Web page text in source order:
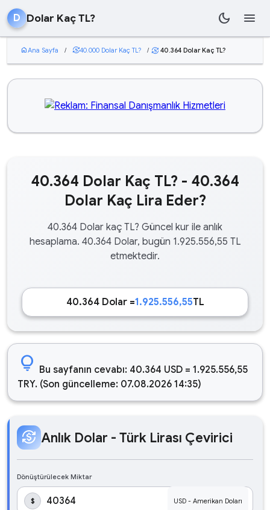
D Dolar Kaç TL? dark_mode menu
homeAna Sayfa / currency_exchange40.000 Dolar Kaç TL? / currency_exchange 40.364 Dolar Kaç TL?
40.364 Dolar Kaç TL? - 40.364
Dolar Kaç Lira Eder?
40.364 Dolar kaç TL? Güncel kur ile anlık
hesaplama. 40.364 Dolar, bugün 1.925.556,55 TL
etmektedir.
40.364 Dolar =1.925.556,55TL
lightbulb Bu sayfanın cevabı: 40.364 USD = 1.925.556,55
TRY. (Son güncelleme: 07.08.2026 14:35)
currency_exchange Anlık Dolar - Türk Lirası Çevirici
Dönüştürülecek Miktar
$